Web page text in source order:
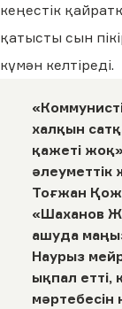
кеңестік
қатысты сын
күмән келтіреді.
халқын
қажеті
әлеуметтік
Тоғжан
«Шаханов
ашуда
Наурыз
ықпал етті,
мәртебесін